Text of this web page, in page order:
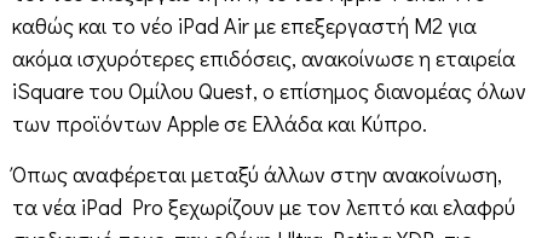
καθώς και το νέο iPad Air με επεξεργαστή Μ2 για
ακόμα ισχυρότερες επιδόσεις, ανακοίνωσε η εταιρεία
iSquare του Ομίλου Quest, o επίσημος διανομέας όλων
των προϊόντων Apple σε Ελλάδα και Κύπρο.
Όπως αναφέρεται μεταξύ άλλων στην ανακοίνωση,
τα νέα iPad Pro ξεχωρίζουν με τον λεπτό και ελαφρύ